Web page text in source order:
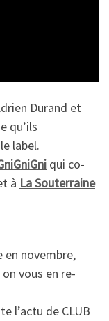
Durand et
qu’ils
label.
qui co-
à La Souterraine
novembre,
vous en re-
l’actu de CLUB